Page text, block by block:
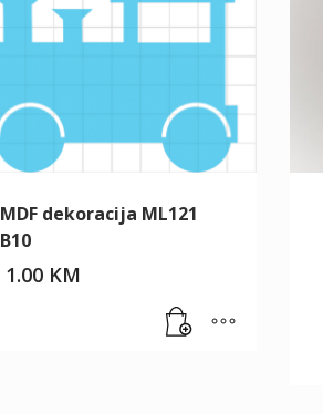
MDF dekoracija ML121
B10
1.00 KM